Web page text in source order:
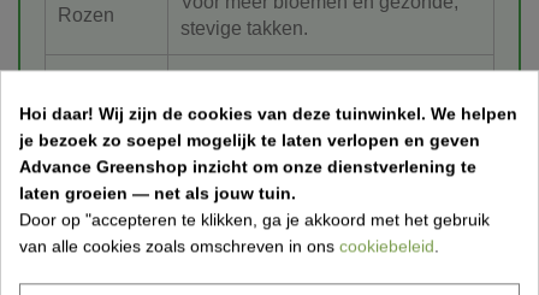
Rozen
stevige takken.
plantstructuur.
Hagen Voor dichte en gelijkmatige groei.
Gazon
Voor een frisgroene kleur en sterke
grasmat.
Voor gezonde groenten en betere
Hoi daar! Wij zijn de cookies van deze tuinwinkel. We helpen
je bezoek zo soepel mogelijk te laten verlopen en geven
Advance Greenshop inzicht om onze dienstverlening te
laten groeien — net als jouw tuin.
Door op "accepteren te klikken, ga je akkoord met het gebruik
van alle cookies zoals omschreven in ons cookiebeleid.